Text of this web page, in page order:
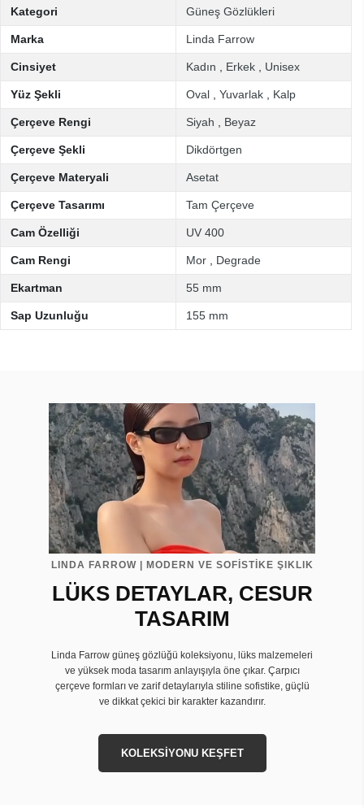
Kategori Güneş Gözlükleri
Marka Linda Farrow
Cinsiyet Kadın Erkek Unisex
Yüz Şekli Oval Yuvarlak Kalp
Çerçeve Rengi Siyah Beyaz
Çerçeve Şekli Dikdörtgen
Çerçeve Materyali Asetat
Çerçeve Tasarımı Tam Çerçeve
Cam Özelliği UV 400
Cam Rengi Mor Degrade
Ekartman 55 mm
Sap Uzunluğu 155 mm
LINDA FARROW | MODERN VE SOFİSTİKE ŞIKLIK
LÜKS DETAYLAR, CESUR
TASARIM
Linda Farrow güneş gözlüğü koleksiyonu, lüks malzemeleri
ve yüksek moda tasarım anlayışıyla öne çıkar. Çarpıcı
çerçeve formları ve zarif detaylarıyla stiline sofistike, güçlü
ve dikkat çekici bir karakter kazandırır.
KOLEKSİYONU KEŞFET